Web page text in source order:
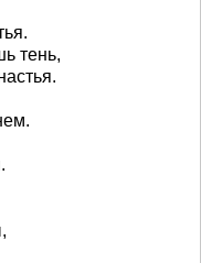
тень,